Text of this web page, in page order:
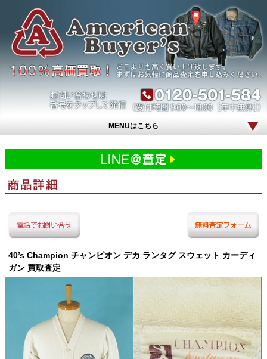
MENUはこちら
40’s Champion チャンピオン デカ ランタグ スウェット カーディ
ガン 買取査定